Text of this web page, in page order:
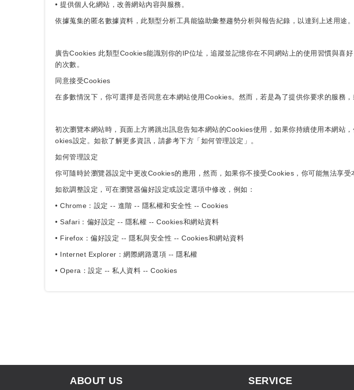
• 提供個人化網站，改善網站內容與服務。
依據蒐集的匿名數據資料，此類型分析工具能協助彙整趨勢分析與報告紀錄，以達到上述用途。
廣告Cookies 此類型Cookies能識別你的IP位址，追蹤並記憶你在不同網站上的使用習慣與喜
的次數。
同意接受Cookies
在多數情況下，你可選擇是否同意在本網站使用Cookies。然而，若是為了提供你要求的服務
初次瀏覽本網站時，頁面上方將跳出訊息告知本網站的Cookies使用，如果你持續使用本網站
okies設定。如欲了解更多資訊，請參考下方「如何管理設定」。
如何管理設定
你可隨時於瀏覽器設定中更改Cookies的應用，然而，如果你不接受Cookies，你可能無法享受
如欲調整設定，可在瀏覽器偏好設定或設定選項中修改，例如：
• Chrome：設定 -- 進階 -- 隱私權和安全性 -- Cookies
• Safari：偏好設定 -- 隱私權 -- Cookies和網站資料
• Firefox：偏好設定 -- 隱私與安全性 -- Cookies和網站資料
• Internet Explorer：網際網路選項 -- 隱私權
• Opera：設定 -- 私人資料 -- Cookies
ABOUT US SERVICE